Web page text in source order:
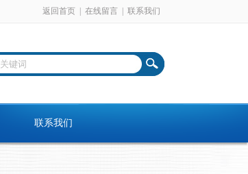
返回首页 在线留言 联系我们
联系我们